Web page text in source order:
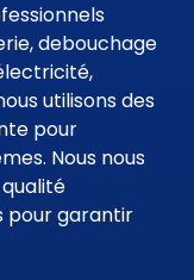
debouchage
utilisons des
pour
Nous nous
pour garantir